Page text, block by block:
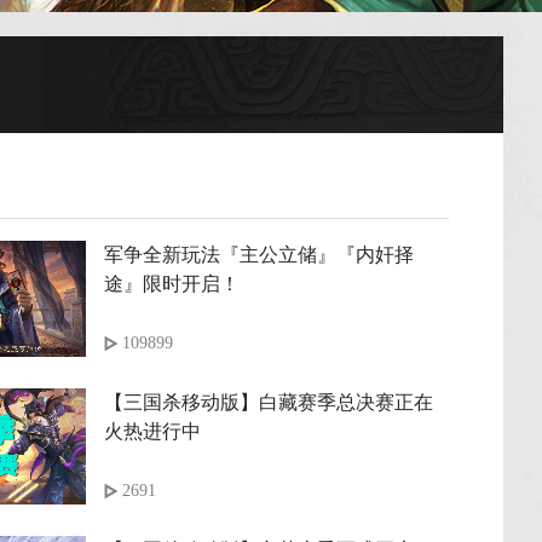
军争全新玩法『主公立储』『内奸择
途』限时开启！
109899
【三国杀移动版】白藏赛季总决赛正在
火热进行中
2691